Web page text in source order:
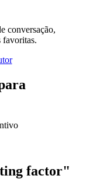
conversação,
favoritas.
factor"